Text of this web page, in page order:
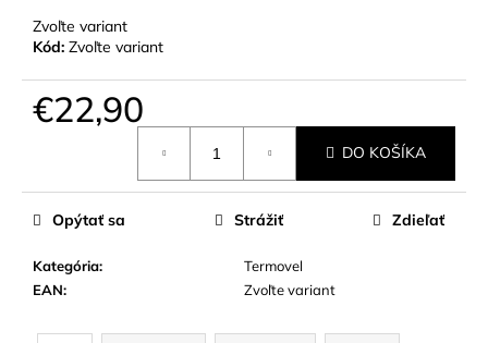
Zvoľte variant
Kód: Zvoľte variant
€22,90
DO KOŠÍKA
Kategória:
Termovel
EAN: Zvoľte variant
Opýtať sa Strážiť Zdieľať